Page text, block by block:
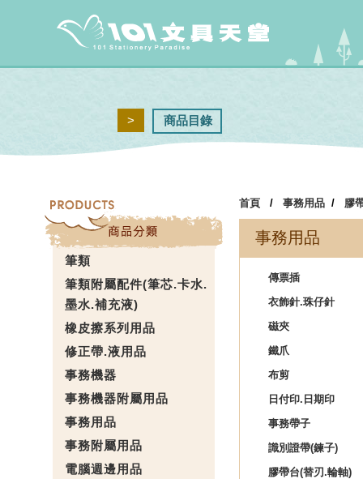
> 商品目錄
筆類
筆類附屬配件(筆芯.卡水.
墨水.補充液)
橡皮擦系列用品
修正帶.液用品
事務機器
事務機器附屬用品
事務用品
事務附屬用品
電腦週邊用品
首頁 / 事務用品 / 膠
事務用品
傳票插
衣飾針.珠仔針
磁夾
鐵爪
布剪
日付印.日期印
事務帶子
識別證帶(鍊子)
膠帶台(替刃.輪軸)